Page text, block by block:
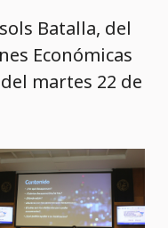
Batalla, del
Económicas
martes 22 de